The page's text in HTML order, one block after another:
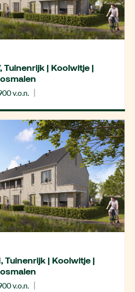
Tuinenrijk | Koolwitje |
v.o.n.
Tuinenrijk | Koolwitje |
v.o.n.